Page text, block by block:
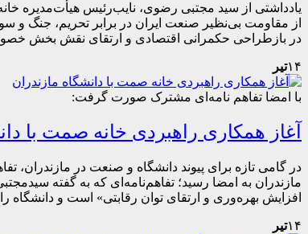
یادداشتی از سید مجتبی رضوی، نایب‌رئیس هیأت‌مدیره
از مقاومت بی‌نظیر صنعت ایران در برابر تحریم، جنگ و
در بازطراحی حکمرانی اقتصادی و ارتقای نقش بخش
۱۴تیر
با امضا تفاهم نامه‌ای مشترک صورت گرفت:
آغاز همکاری راهبردی خانه صمت با
در گامی تازه برای پیوند دانشگاه و صنعت در مازندران،
مازندران به امضا رسید؛ تفاهم‌نامه‌ای که به گفته
افزایش بهره‌وری و ارتقای توان رقابتی» است و دانشگاه
۱۴تیر